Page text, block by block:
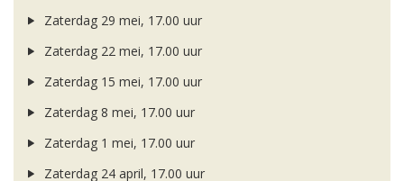
Zaterdag 29 mei, 17.00 uur
Zaterdag 22 mei, 17.00 uur
Zaterdag 15 mei, 17.00 uur
Zaterdag 8 mei, 17.00 uur
Zaterdag 1 mei, 17.00 uur
Zaterdag 24 april, 17.00 uur